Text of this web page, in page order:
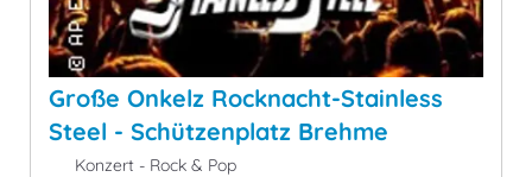
Große Onkelz Rocknacht-Stainless
Steel - Schützenplatz Brehme
Konzert - Rock & Pop